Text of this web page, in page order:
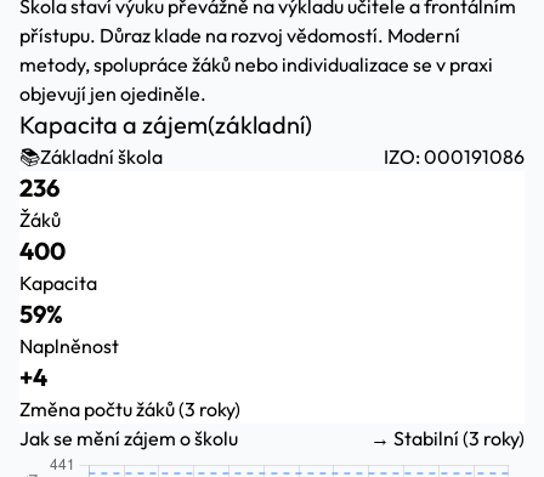
Škola staví výuku převážně na výkladu učitele a frontálním
přístupu. Důraz klade na rozvoj vědomostí. Moderní
metody, spolupráce žáků nebo individualizace se v praxi
objevují jen ojediněle.
Kapacita a zájem(základní)
📚Základní škola IZO: 000191086
236
Žáků
400
Kapacita
59%
Naplněnost
+4
Změna počtu žáků (3 roky)
Jak se mění zájem o školu
→ Stabilní (3 roky)